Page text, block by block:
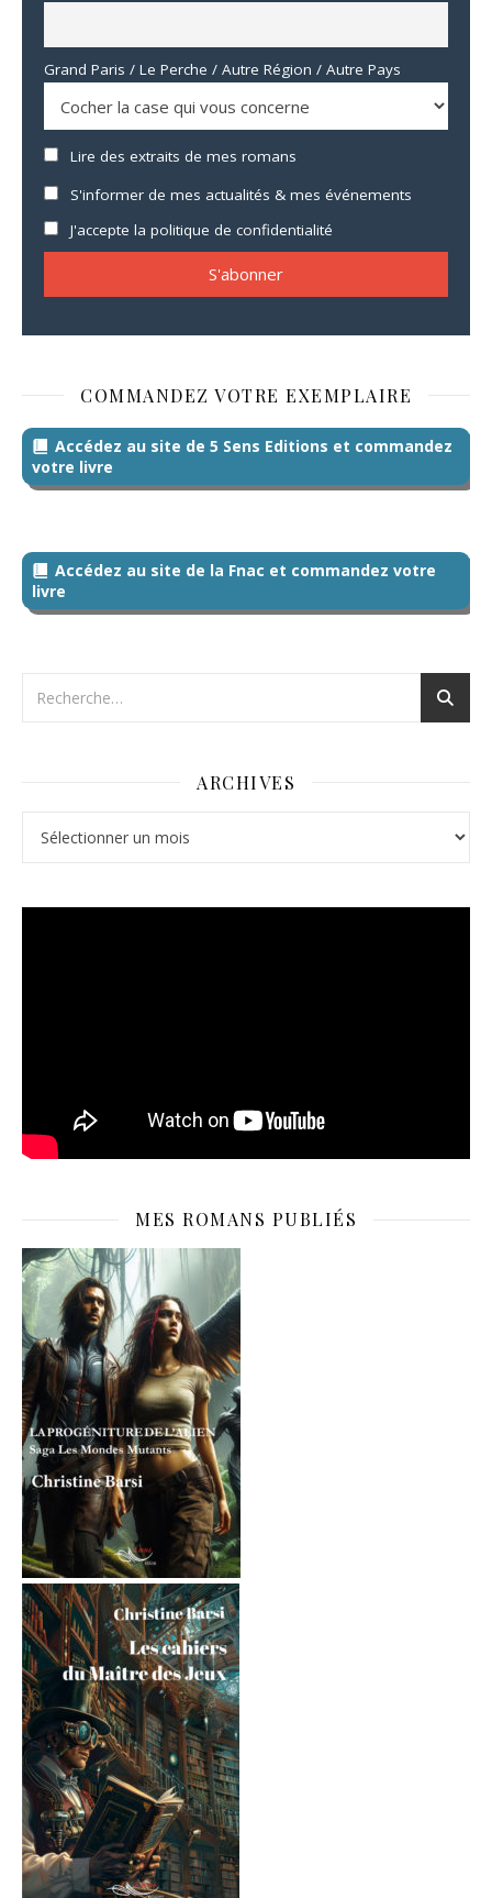
Grand Paris / Le Perche / Autre Région / Autre Pays
Lire des extraits de mes romans
S'informer de mes actualités & mes événements
J'accepte la politique de confidentialité
COMMANDEZ VOTRE EXEMPLAIRE
Accédez au site de 5 Sens Editions et commandez
votre livre
Accédez au site de la Fnac et commandez votre
livre
ARCHIVES
MES ROMANS PUBLIÉS